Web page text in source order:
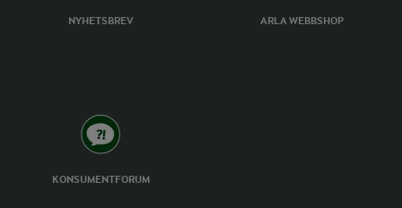
NYHETSBREV ARLA WEBBSHOP
KONSUMENTFORUM